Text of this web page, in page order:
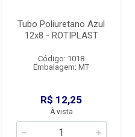
Tubo Poliuretano Azul
12x8 - ROTIPLAST
Código: 1018
Embalagem: MT
R$ 12,25
À vista